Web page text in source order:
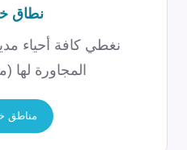
نطاق
نغطي كافة أحياء
المجاورة لها
مناطق